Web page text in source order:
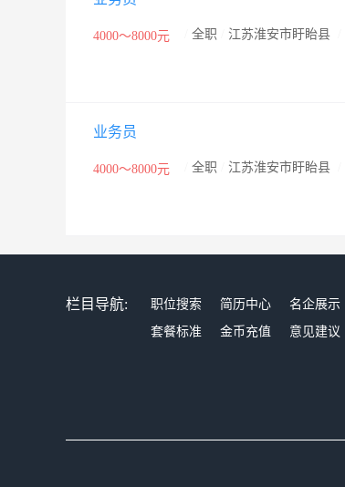
4000～8000元 全职 江苏淮安市盱眙县
业务员
4000～8000元 全职 江苏淮安市盱眙县
栏目导航: 职位搜索 简历中心 名企展示
套餐标准
金币充值 意见建议